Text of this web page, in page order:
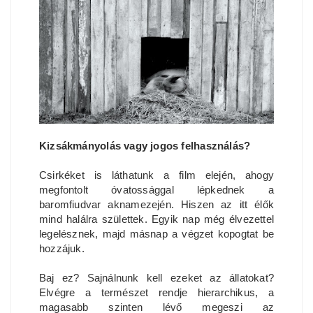
Kizsákmányolás vagy jogos felhasználás?
Csirkéket is láthatunk a film elején, ahogy
megfontolt óvatossággal lépkednek a
baromfiudvar aknamezején. Hiszen az itt élők
mind halálra születtek. Egyik nap még élvezettel
legelésznek, majd másnap a végzet kopogtat be
hozzájuk.
Baj ez? Sajnálnunk kell ezeket az állatokat?
Elvégre a természet rendje hierarchikus, a
magasabb szinten lévő megeszi az